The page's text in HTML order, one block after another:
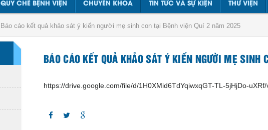
QUY CHẾ BỆNH VIỆN CHUYÊN KHOA TIN TỨC VÀ SỰ KIỆN THƯ VIỆN
Báo cáo kết quả khảo sát ý kiến người mẹ sinh con tại Bệnh viện Quí 2 năm 2025
BÁO CÁO KẾT QUẢ KHẢO SÁT Ý KIẾN NGƯỜI MẸ
https://drive.google.com/file/d/1H0XMid6TdYqiwxqGT-TL-5jHjDo-